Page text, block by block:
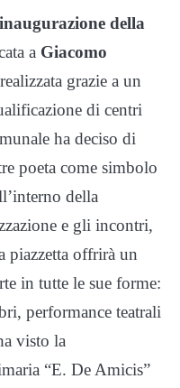
della
a Giacomo
grazie a un
di centri
ha deciso di
poeta come simbolo
della
e gli incontri,
piazzetta offrirà un
in tutte le sue forme:
performance teatrali
visto la
“E. De Amicis”